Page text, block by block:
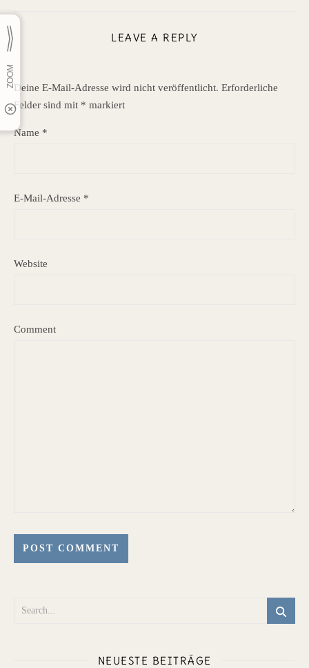
LEAVE A REPLY
Deine E-Mail-Adresse wird nicht veröffentlicht. Erforderliche
Felder sind mit * markiert
Name *
E-Mail-Adresse *
Website
Comment
NEUESTE BEITRÄGE